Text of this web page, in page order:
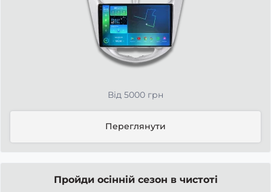
Від 5000 грн
Переглянути
Пройди осінній сезон в чистоті